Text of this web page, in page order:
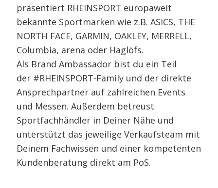
präsentiert RHEINSPORT europaweit
bekannte Sportmarken wie z.B. ASICS, THE
NORTH FACE, GARMIN, OAKLEY, MERRELL,
Columbia, arena oder Haglöfs.
Als Brand Ambassador bist du ein Teil
der #RHEINSPORT-Family und der direkte
Ansprechpartner auf zahlreichen Events
und Messen. Außerdem betreust
Sportfachhändler in Deiner Nähe und
unterstützt das jeweilige Verkaufsteam mit
Deinem Fachwissen und einer kompetenten
Kundenberatung direkt am PoS.